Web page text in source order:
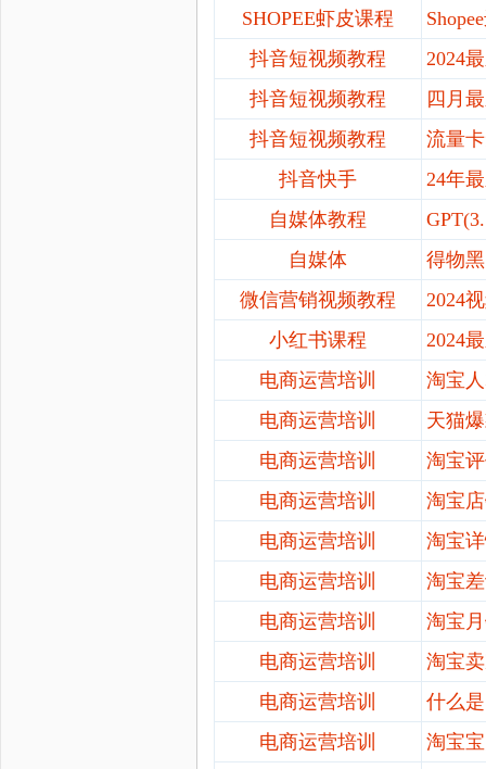
SHOPEE虾皮课程
抖音短视频教程
2024
抖音短视频教程
四月
抖音短视频教程
流量
抖音快手
24年
自媒体教程
自媒体
得物黑
微信营销视频教程
2024
小红书课程
2024
电商运营培训
淘宝
电商运营培训
天猫
电商运营培训
淘宝
电商运营培训
淘宝
电商运营培训
淘宝
电商运营培训
淘宝
电商运营培训
淘宝
电商运营培训
淘宝
电商运营培训
什么
电商运营培训
淘宝